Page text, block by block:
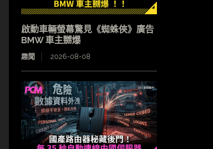
啟動車輛螢幕驚見《蜘蛛俠》廣告
BMW 車主嬲爆
趣聞 2026-08-08